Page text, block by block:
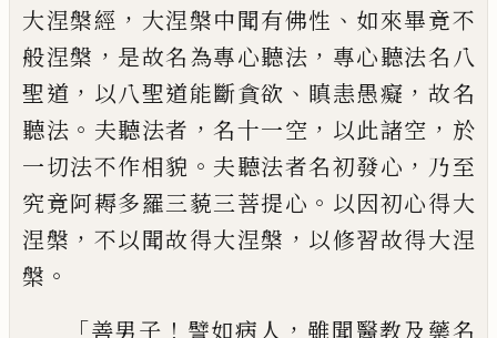
大涅槃經 ， 大涅槃中聞有佛性 、 如來畢竟不
般涅槃 ， 是故名為專心聽法 ， 專心聽法名八
聖道 ， 以八聖道能斷貪欲 、 瞋恚愚癡 ，故名
聽法 。 夫聽法者 ，名十一空 ， 以此諸空 ， 於
一切法不作相貌 。 夫聽法者名初發心 ， 乃至
究竟阿耨多羅三藐三菩提心 。 以因初心得大
涅槃 ， 不以聞故得大涅槃 ， 以修習故得大涅
槃 。
「善男子 ！ 譬如病人 ， 雖聞醫教及藥名